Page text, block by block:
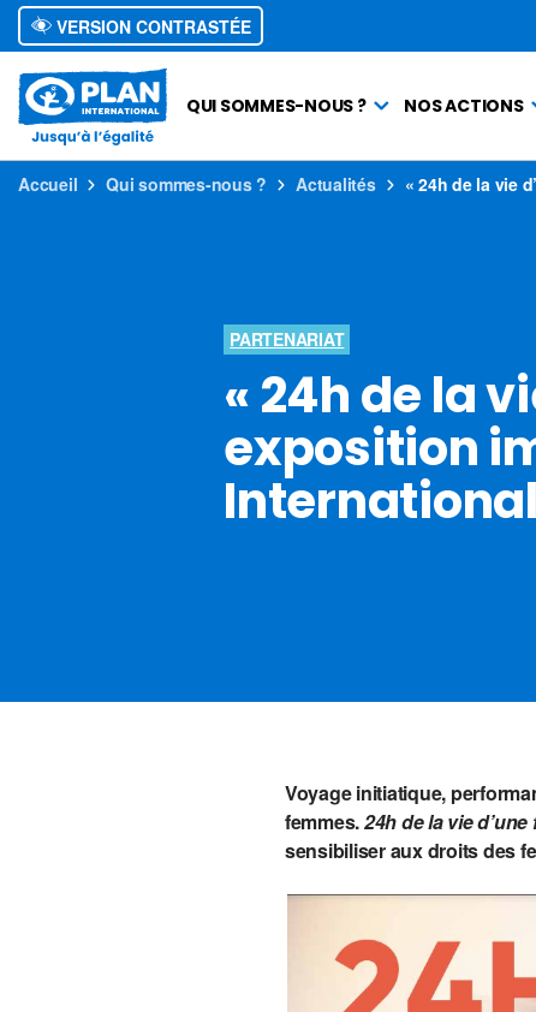
VERSION CONTRASTÉE
QUI SOMMES-NOUS ? NOS ACTIONS
Accueil Qui sommes-nous ? Actualités « 24h de la vie
PARTENARIAT
« 24h de la
exposition
Voyage initiatique,
femmes.24h de la vie d’une
sensibiliser aux droits des